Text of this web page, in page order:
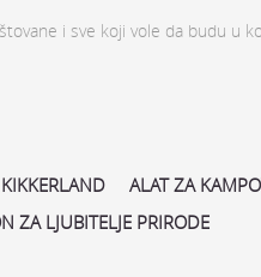
i sve koji vole da budu u
KIKKERLAND
ALAT ZA
ZA LJUBITELJE PRIRODE